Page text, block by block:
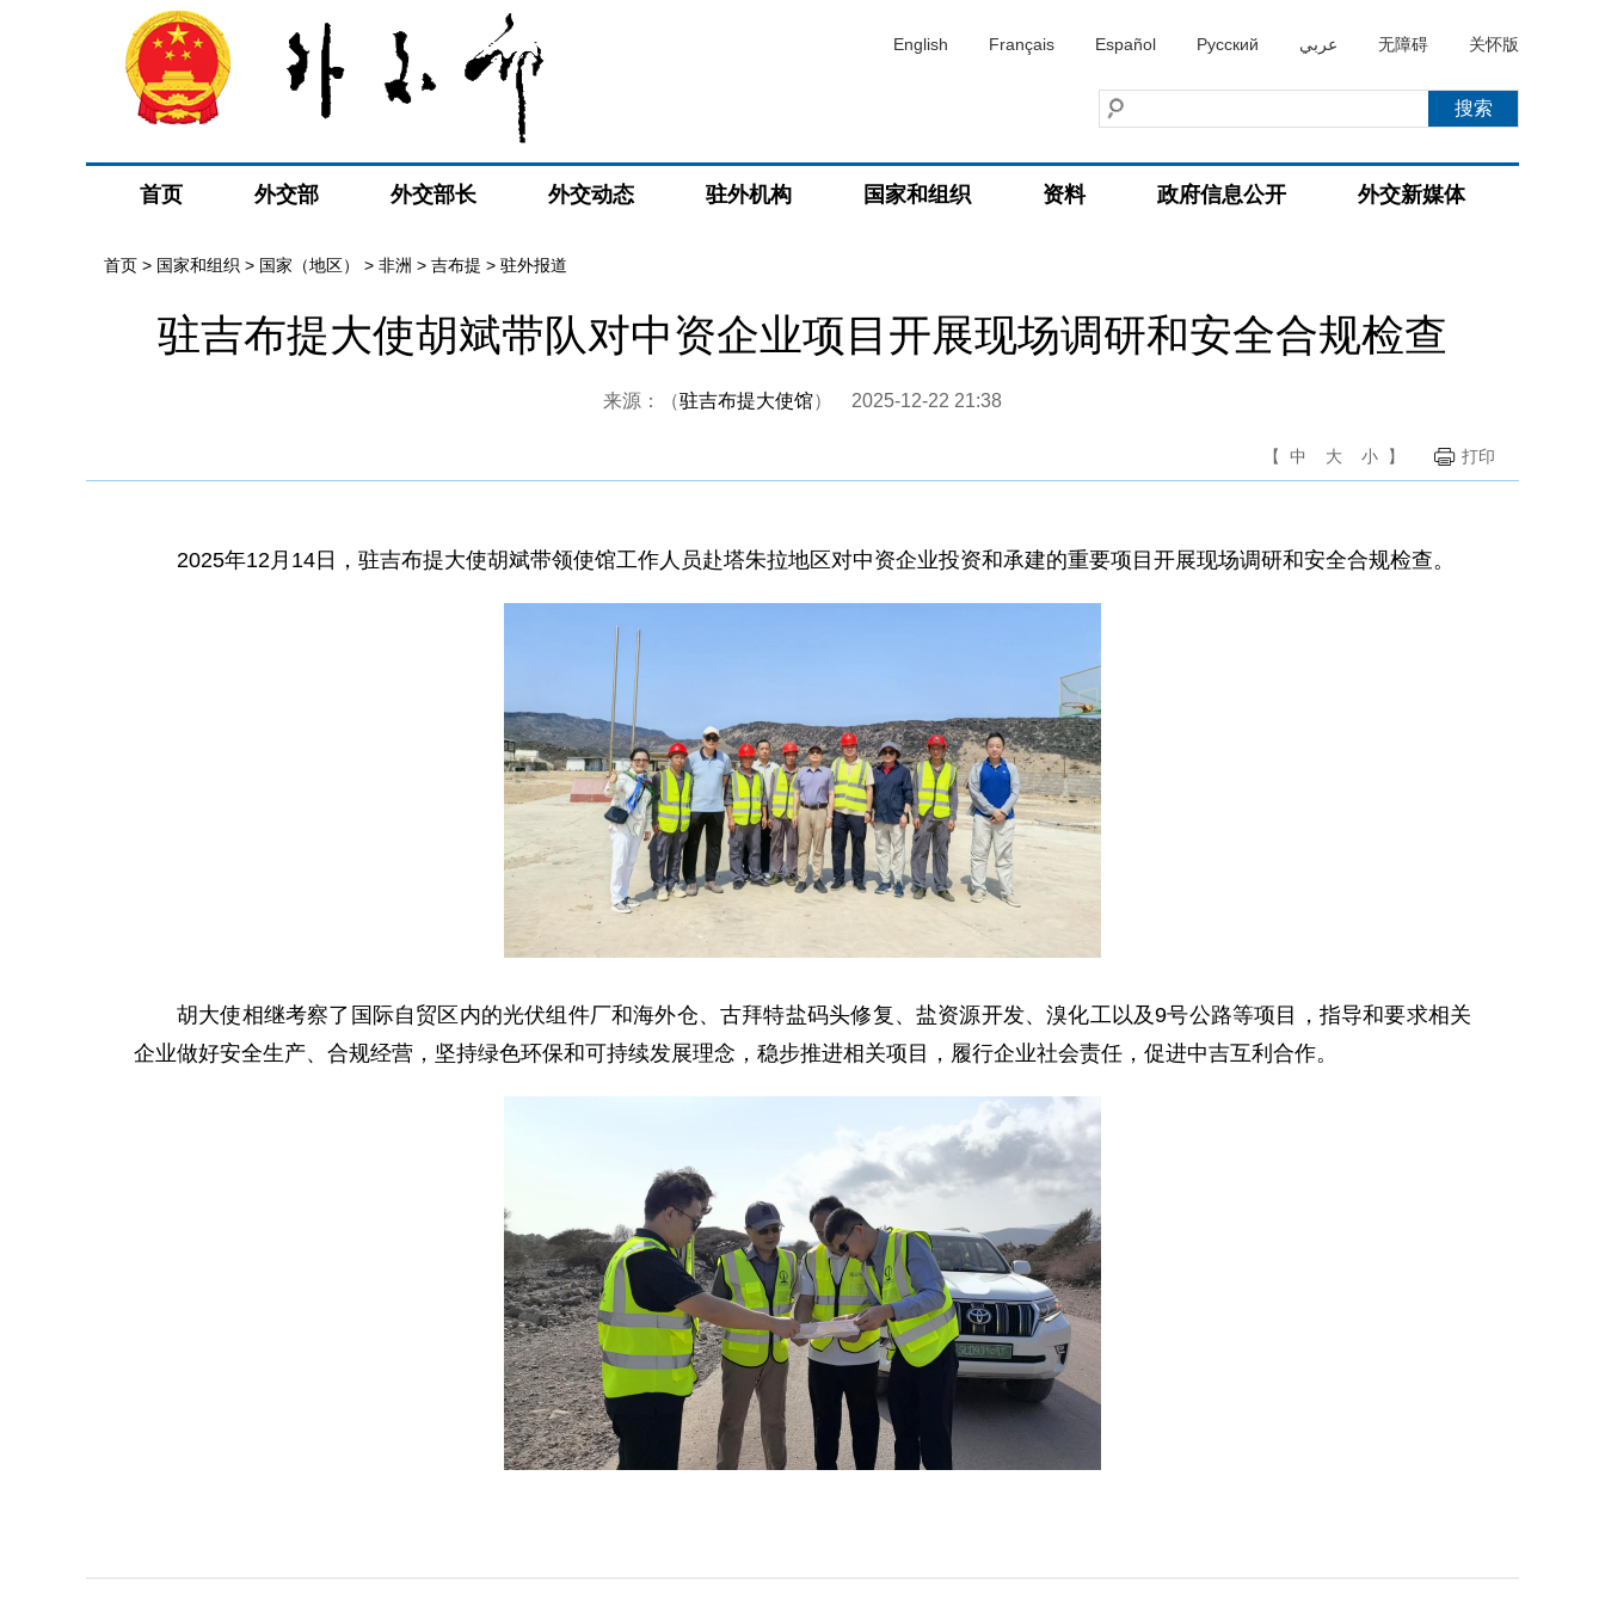
English Français Español Русский عربي 无障碍 关怀版
首页 外交部 外交部长 外交动态 驻外机构 国家和组织 资料 政府信息公开 外交新媒体
首页 > 国家和组织 > 国家（地区） > 非洲 > 吉布提 > 驻外报道
驻吉布提大使胡斌带队对中资企业项目开展现场调研和安全合规检查
来源：（驻吉布提大使馆） 2025-12-22 21:38
【 中 大 小 】 打印
2025年12月14日，驻吉布提大使胡斌带领使馆工作人员赴塔朱拉地区对中资企业投资和承建的重要项目开展现场调研和安全合规检查。
胡大使相继考察了国际自贸区内的光伏组件厂和海外仓、古拜特盐码头修复、盐资源开发、溴化工以及9号公路等项目，指导和要求相关
企业做好安全生产、合规经营，坚持绿色环保和可持续发展理念，稳步推进相关项目，履行企业社会责任，促进中吉互利合作。